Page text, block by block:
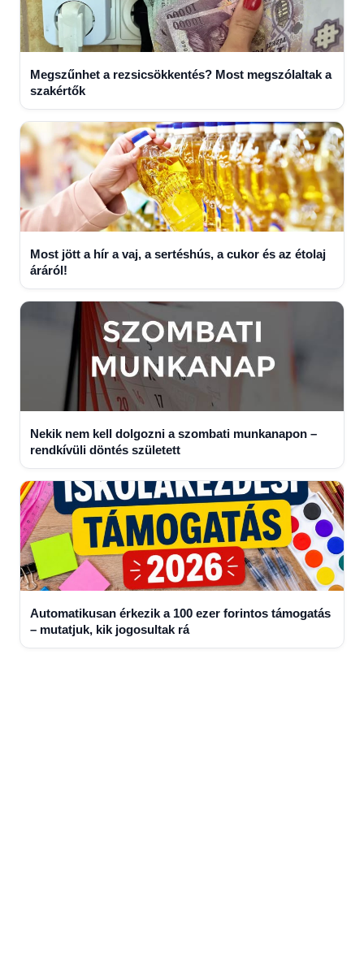
Megszűnhet a rezsicsökkentés? Most megszólaltak a
szakértők
Most jött a hír a vaj, a sertéshús, a cukor és az étolaj
áráról!
Nekik nem kell dolgozni a szombati munkanapon –
rendkívüli döntés született
Automatikusan érkezik a 100 ezer forintos támogatás
– mutatjuk, kik jogosultak rá